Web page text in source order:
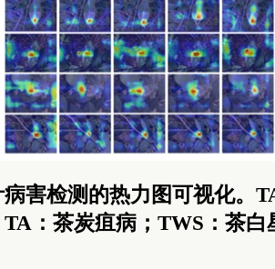
病害检测的热力图可视化。
TA：茶炭疽病；TWS：茶白